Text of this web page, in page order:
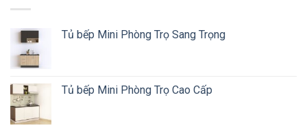
Tủ bếp Mini Phòng Trọ Sang Trọng
Tủ bếp Mini Phòng Trọ Cao Cấp